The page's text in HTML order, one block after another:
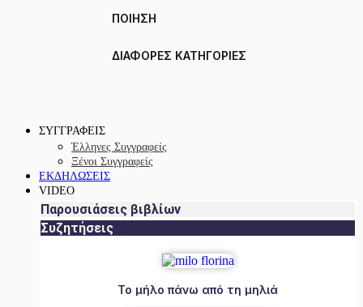
ΠΟΙΗΣΗ
ΔΙΑΦΟΡΕΣ ΚΑΤΗΓΟΡΙΕΣ
ΣΥΓΓΡΑΦΕΙΣ
Έλληνες Συγγραφείς
Ξένοι Συγγραφείς
ΕΚΔΗΛΩΣΕΙΣ
VIDEO
Παρουσιάσεις βιβλίων
Συζητήσεις
Το μήλο πάνω από τη μηλιά